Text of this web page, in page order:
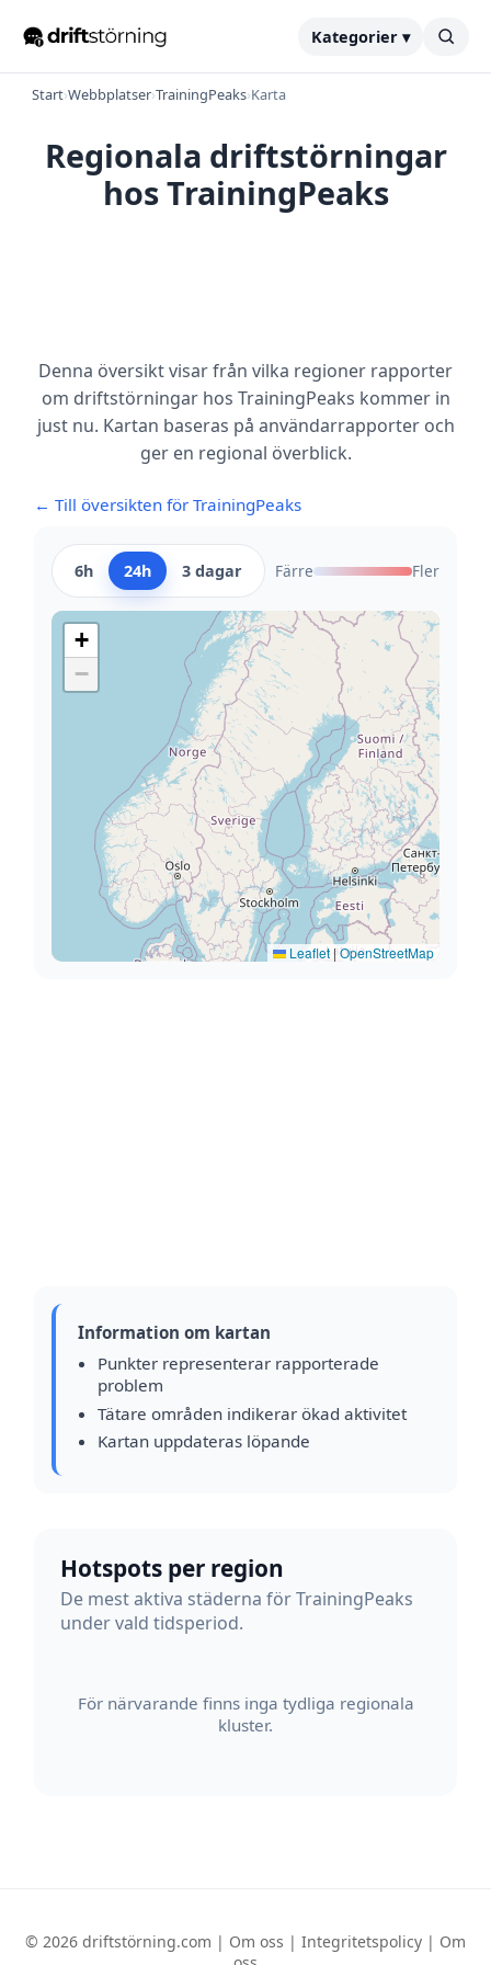
Kategorier ▾
Start›Webbplatser›TrainingPeaks›Karta
Regionala driftstörningar
hos TrainingPeaks
Denna översikt visar från vilka regioner rapporter
om driftstörningar hos TrainingPeaks kommer in
just nu. Kartan baseras på användarrapporter och
ger en regional överblick.
← Till översikten för TrainingPeaks
6h 24h 3 dagar Färre Fler
+
−
Leaflet|OpenStreetMap
Information om kartan
Punkter representerar rapporterade
problem
Tätare områden indikerar ökad aktivitet
Kartan uppdateras löpande
Hotspots per region
De mest aktiva städerna för TrainingPeaks
under vald tidsperiod.
För närvarande finns inga tydliga regionala
kluster.
© 2026 driftstörning.com | Om oss | Integritetspolicy | Om